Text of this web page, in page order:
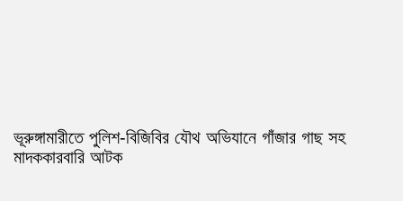
ভূরুঙ্গামারীতে পুলিশ-বিজিবির যৌথ অভিযানে গাঁজার গাছ সহ
মাদককারবারি আটক